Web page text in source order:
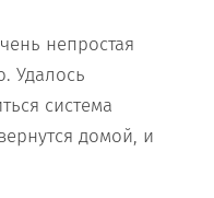
непростая
Удалось
система
домой, и